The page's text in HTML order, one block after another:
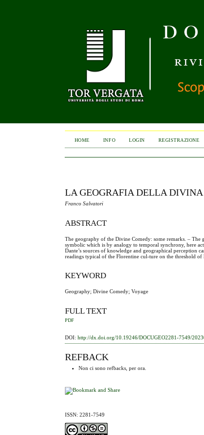
HOME INFO LOGIN REGISTRAZIONE
LA GEOGRAFIA DELLA
Franco Salvatori
ABSTRACT
The geography of the Divine Comedy: some remarks. –
symbolic which is by analogy to temporal synchrony, here
Dante’s sources of knowledge and geographical perception
readings typical of the Florentine cul-ture on the threshold of
KEYWORD
Geography; Divine Comedy; Voyage
FULL TEXT
PDF
DOI:http://dx.doi.org/10.19246/DOCUGEO2281-7549/
REFBACK
Non ci sono refbacks, per ora.
ISSN: 2281-7549